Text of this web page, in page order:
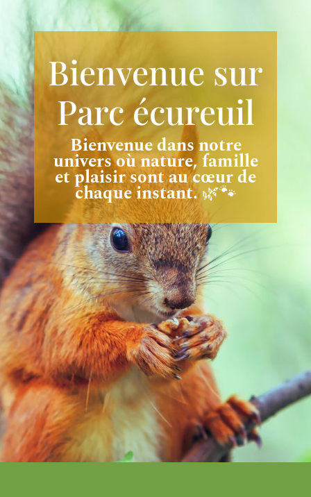
Bienvenue sur
Parc écureuil
Bienvenue dans notre
univers où nature, famille
et plaisir sont au cœur de
chaque instant.🌿🐾